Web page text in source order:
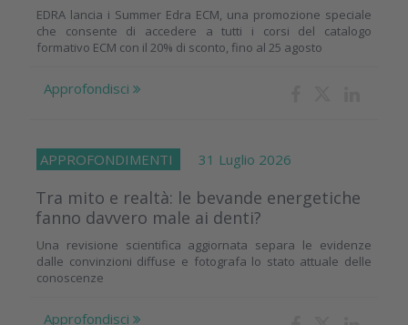
EDRA lancia i Summer Edra ECM, una promozione speciale
che consente di accedere a tutti i corsi del catalogo
formativo ECM con il 20% di sconto, fino al 25 agosto
Approfondisci
APPROFONDIMENTI 31 Luglio 2026
Tra mito e realtà: le bevande energetiche
fanno davvero male ai denti?
Una revisione scientifica aggiornata separa le evidenze
dalle convinzioni diffuse e fotografa lo stato attuale delle
conoscenze
Approfondisci